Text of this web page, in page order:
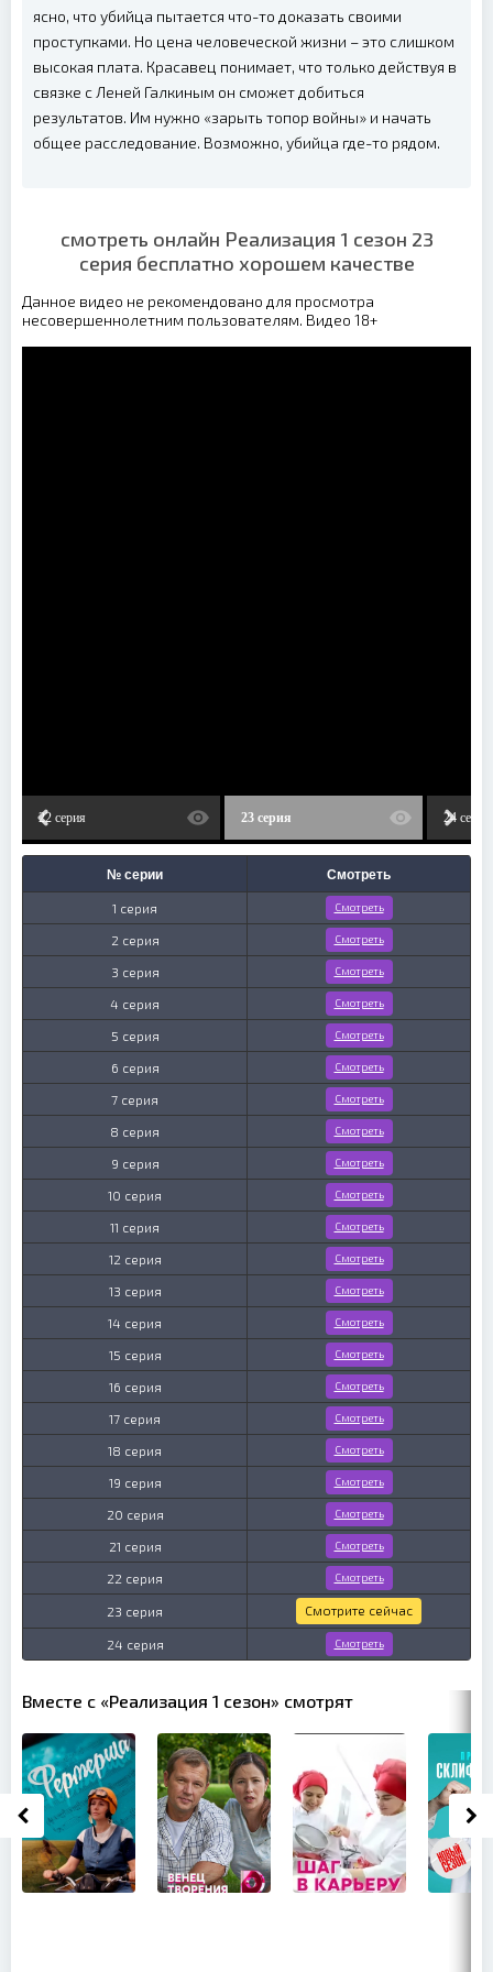
ясно, что убийца пытается что-то доказать своими
проступками. Но цена человеческой жизни – это слишком
высокая плата. Красавец понимает, что только действуя в
связке с Леней Галкиным он сможет добиться
результатов. Им нужно «зарыть топор войны» и начать
общее расследование. Возможно, убийца где-то рядом.
смотреть онлайн Реализация 1 сезон 23
серия бесплатно хорошем качестве
Данное видео не рекомендовано для просмотра
несовершеннолетним пользователям. Видео 18+
22 серия 23 серия 24 серия
№ серии Смотреть
1 серия Смотреть
2 серия Смотреть
3 серия Смотреть
4 серия Смотреть
5 серия Смотреть
6 серия Смотреть
7 серия Смотреть
8 серия Смотреть
9 серия Смотреть
10 серия Смотреть
11 серия Смотреть
12 серия Смотреть
13 серия Смотреть
14 серия Смотреть
15 серия Смотреть
16 серия Смотреть
17 серия Смотреть
18 серия Смотреть
19 серия Смотреть
20 серия Смотреть
21 серия Смотреть
22 серия Смотреть
23 серия Смотрите сейчас
24 серия Смотреть
Вместе с «Реализация 1 сезон» смотрят